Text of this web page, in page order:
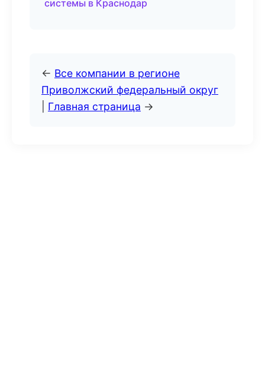
системы в Краснодар
← Все компании в регионе
Приволжский федеральный округ
Главная страница →